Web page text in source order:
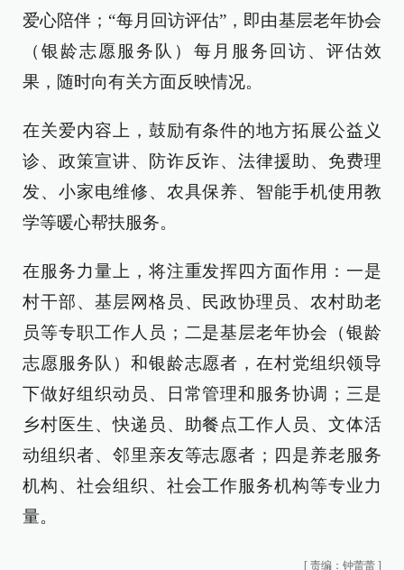
爱心陪伴；“每月回访评估”，即由基层老年协会
（银龄志愿服务队）每月服务回访、评估效
果，随时向有关方面反映情况。
在关爱内容上，鼓励有条件的地方拓展公益义
诊、政策宣讲、防诈反诈、法律援助、免费理
发、小家电维修、农具保养、智能手机使用教
学等暖心帮扶服务。
在服务力量上，将注重发挥四方面作用：一是
村干部、基层网格员、民政协理员、农村助老
员等专职工作人员；二是基层老年协会（银龄
志愿服务队）和银龄志愿者，在村党组织领导
下做好组织动员、日常管理和服务协调；三是
乡村医生、快递员、助餐点工作人员、文体活
动组织者、邻里亲友等志愿者；四是养老服务
机构、社会组织、社会工作服务机构等专业力
量。
[ 责编：钟蕾蕾 ]